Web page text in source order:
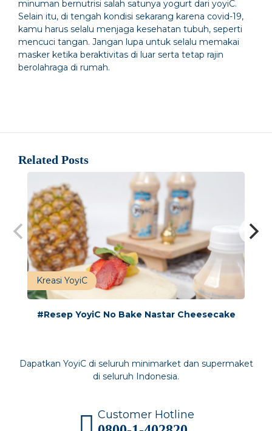
minuman bernutrisi salah satunya yogurt dari yoyiC.
Selain itu, di tengah kondisi sekarang karena covid-19,
kamu harus selalu menjaga kesehatan tubuh, seperti
mencuci tangan. Jangan lupa untuk selalu memakai
masker ketika beraktivitas di luar serta tetap rajin
berolahraga di rumah.
Related Posts
Kreasi YoyiC
#Resep YoyiC No Bake Nastar Cheesecake
Dapatkan YoyiC di seluruh minimarket dan supermaket
di seluruh Indonesia.
Customer Hotline